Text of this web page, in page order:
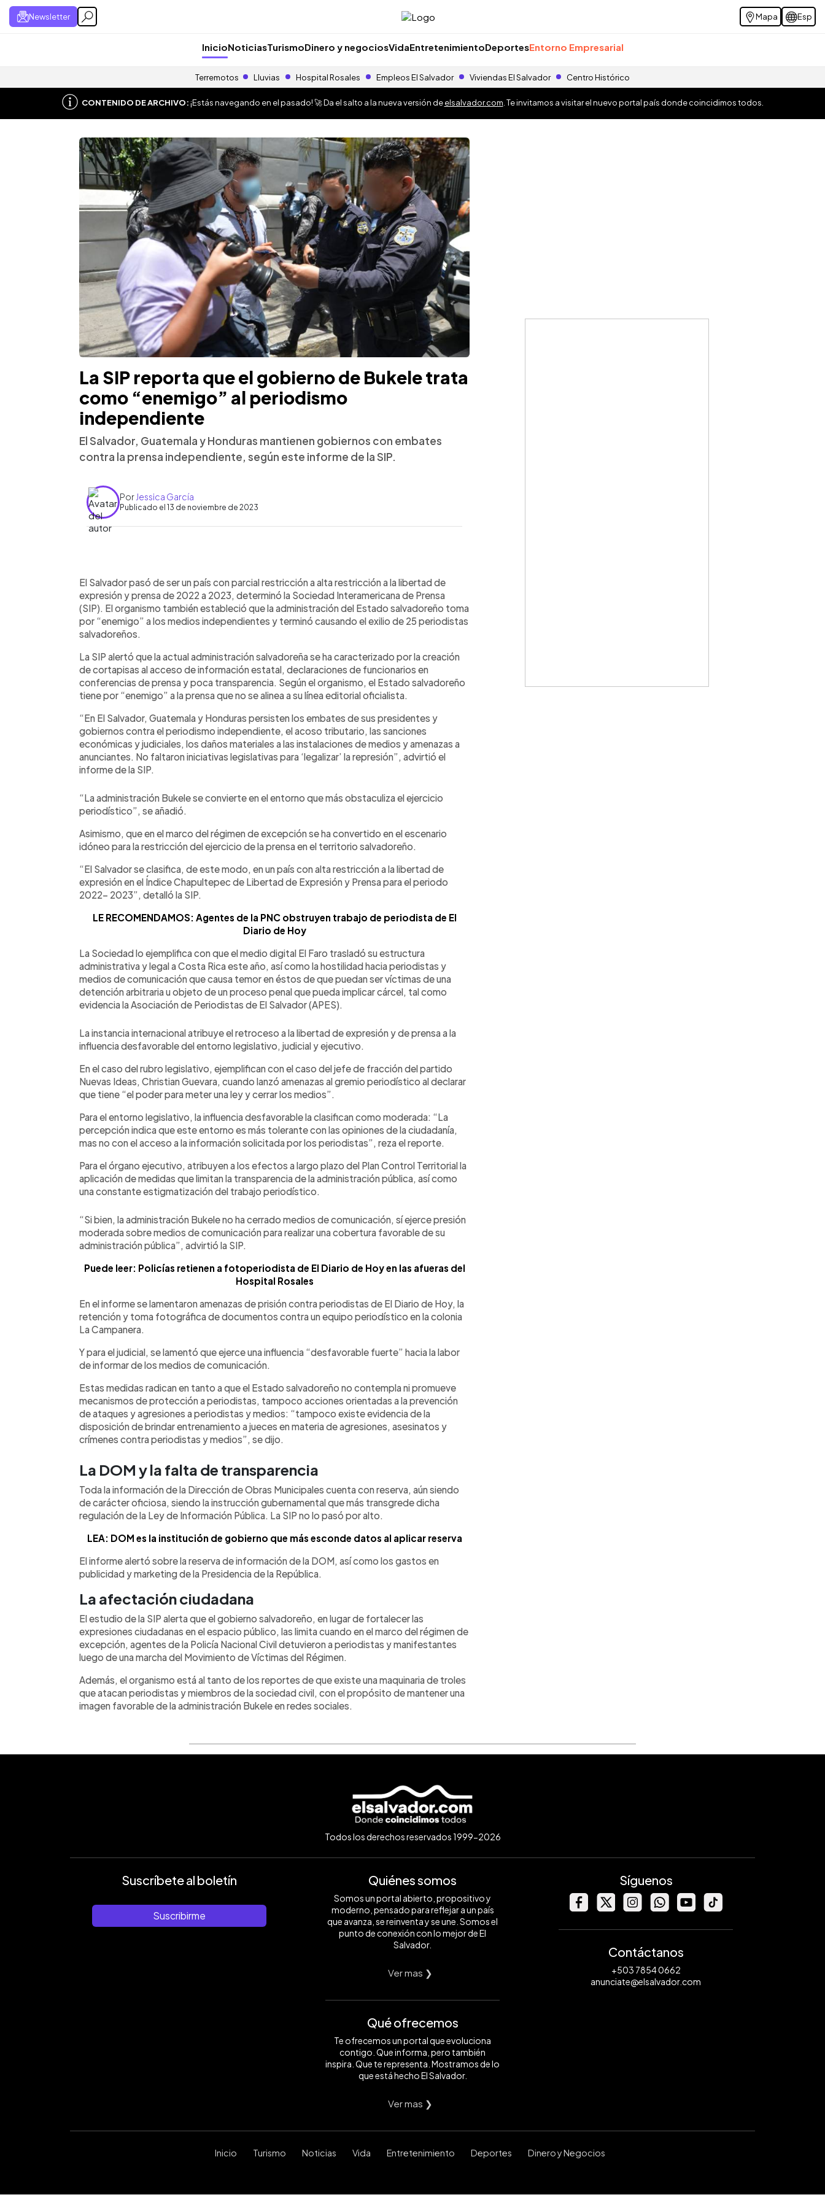
Newsletter Mapa Esp
InicioNoticiasTurismoDinero y negociosVidaEntretenimientoDeportesEntorno Empresarial
Terremotos Lluvias Hospital Rosales Empleos El Salvador Viviendas El Salvador Centro Histórico
CONTENIDO DE ARCHIVO:¡Estás navegando en el pasado! 🚀 Da el salto a la nueva versión deelsalvador.com . Te invitamos a visitar el nuevo portal país donde coincidimos todos.
La SIP reporta que el gobierno de Bukele trata
como “enemigo” al periodismo
independiente
El Salvador, Guatemala y Honduras mantienen gobiernos con embates
contra la prensa independiente, según este informe de la SIP.
Por Jessica García
Publicado el 13 de noviembre de 2023
► Escuchar artículo
El Salvador pasó de ser un país con parcial restricción a alta restricción a la libertad de
expresión y prensa de 2022 a 2023, determinó la Sociedad Interamericana de Prensa
(SIP). El organismo también estableció que la administración del Estado salvadoreño toma
por “enemigo” a los medios independientes y terminó causando el exilio de 25 periodistas
salvadoreños.
La SIP alertó que la actual administración salvadoreña se ha caracterizado por la creación
de cortapisas al acceso de información estatal, declaraciones de funcionarios en
conferencias de prensa y poca transparencia. Según el organismo, el Estado salvadoreño
tiene por “enemigo” a la prensa que no se alinea a su línea editorial oficialista.
“En El Salvador, Guatemala y Honduras persisten los embates de sus presidentes y
gobiernos contra el periodismo independiente, el acoso tributario, las sanciones
económicas y judiciales, los daños materiales a las instalaciones de medios y amenazas a
anunciantes. No faltaron iniciativas legislativas para ‘legalizar’ la represión”, advirtió el
informe de la SIP.
“La administración Bukele se convierte en el entorno que más obstaculiza el ejercicio
periodístico”, se añadió.
Asimismo, que en el marco del régimen de excepción se ha convertido en el escenario
idóneo para la restricción del ejercicio de la prensa en el territorio salvadoreño.
“El Salvador se clasifica, de este modo, en un país con alta restricción a la libertad de
expresión en el Índice Chapultepec de Libertad de Expresión y Prensa para el periodo
2022- 2023”, detalló la SIP.
LE RECOMENDAMOS: Agentes de la PNC obstruyen trabajo de periodista de El
Diario de Hoy
La Sociedad lo ejemplifica con que el medio digital El Faro trasladó su estructura
administrativa y legal a Costa Rica este año, así como la hostilidad hacia periodistas y
medios de comunicación que causa temor en éstos de que puedan ser víctimas de una
detención arbitraria u objeto de un proceso penal que pueda implicar cárcel, tal como
evidencia la Asociación de Periodistas de El Salvador (APES).
La instancia internacional atribuye el retroceso a la libertad de expresión y de prensa a la
influencia desfavorable del entorno legislativo, judicial y ejecutivo.
En el caso del rubro legislativo, ejemplifican con el caso del jefe de fracción del partido
Nuevas Ideas, Christian Guevara, cuando lanzó amenazas al gremio periodístico al declarar
que tiene “el poder para meter una ley y cerrar los medios”.
Para el entorno legislativo, la influencia desfavorable la clasifican como moderada: “La
percepción indica que este entorno es más tolerante con las opiniones de la ciudadanía,
mas no con el acceso a la información solicitada por los periodistas”, reza el reporte.
Para el órgano ejecutivo, atribuyen a los efectos a largo plazo del Plan Control Territorial la
aplicación de medidas que limitan la transparencia de la administración pública, así como
una constante estigmatización del trabajo periodístico.
“Si bien, la administración Bukele no ha cerrado medios de comunicación, sí ejerce presión
moderada sobre medios de comunicación para realizar una cobertura favorable de su
administración pública”, advirtió la SIP.
Puede leer: Policías retienen a fotoperiodista de El Diario de Hoy en las afueras del
Hospital Rosales
En el informe se lamentaron amenazas de prisión contra periodistas de El Diario de Hoy, la
retención y toma fotográfica de documentos contra un equipo periodístico en la colonia
La Campanera.
Y para el judicial, se lamentó que ejerce una influencia “desfavorable fuerte” hacia la labor
de informar de los medios de comunicación.
Estas medidas radican en tanto a que el Estado salvadoreño no contempla ni promueve
mecanismos de protección a periodistas, tampoco acciones orientadas a la prevención
de ataques y agresiones a periodistas y medios: “tampoco existe evidencia de la
disposición de brindar entrenamiento a jueces en materia de agresiones, asesinatos y
crímenes contra periodistas y medios”, se dijo.
La DOM y la falta de transparencia
Toda la información de la Dirección de Obras Municipales cuenta con reserva, aún siendo
de carácter oficiosa, siendo la instrucción gubernamental que más transgrede dicha
regulación de la Ley de Información Pública. La SIP no lo pasó por alto.
LEA: DOM es la institución de gobierno que más esconde datos al aplicar reserva
El informe alertó sobre la reserva de información de la DOM, así como los gastos en
publicidad y marketing de la Presidencia de la República.
La afectación ciudadana
El estudio de la SIP alerta que el gobierno salvadoreño, en lugar de fortalecer las
expresiones ciudadanas en el espacio público, las limita cuando en el marco del régimen de
excepción, agentes de la Policía Nacional Civil detuvieron a periodistas y manifestantes
luego de una marcha del Movimiento de Víctimas del Régimen.
Además, el organismo está al tanto de los reportes de que existe una maquinaria de troles
que atacan periodistas y miembros de la sociedad civil, con el propósito de mantener una
imagen favorable de la administración Bukele en redes sociales.
Todos los derechos reservados 1999-2026
Suscríbete al boletín
Suscribirme
Quiénes somos
Somos un portal abierto, propositivo y
moderno, pensado para reflejar a un país
que avanza, se reinventa y se une. Somos el
punto de conexión con lo mejor de El
Salvador.
Ver mas ❯
Qué ofrecemos
Te ofrecemos un portal que evoluciona
contigo. Que informa, pero también
inspira. Que te representa. Mostramos de lo
que está hecho El Salvador.
Ver mas ❯
Síguenos
Contáctanos
+503 7854 0662
anunciate@elsalvador.com
Inicio Turismo Noticias Vida Entretenimiento Deportes Dinero y Negocios